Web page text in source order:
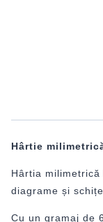
Hârtie
Hârtia
diagrame și
Cu un gramaj de